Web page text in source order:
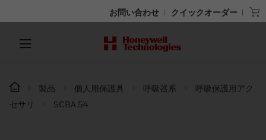
お問い合わせ クイックオーダー
製品 個人用保護具 呼吸器系
呼吸保護用アク
セサリ
SCBA 54